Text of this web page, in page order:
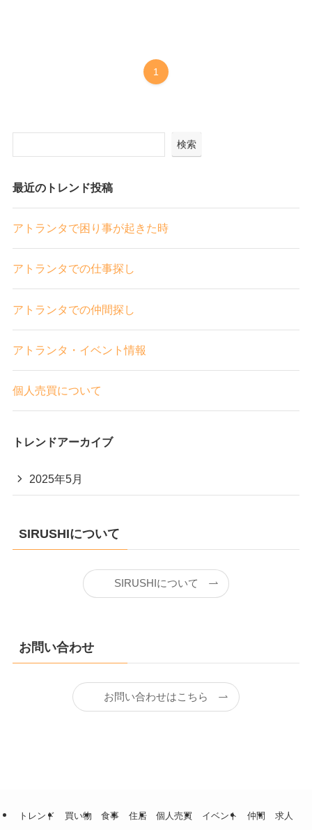
1
検索
最近のトレンド投稿
アトランタで困り事が起きた時
アトランタでの仕事探し
アトランタでの仲間探し
アトランタ・イベント情報
個人売買について
トレンドアーカイブ
2025年5月
SIRUSHIについて
SIRUSHIについて
お問い合わせ
お問い合わせはこちら
トレンド 買い物 食事 住居 個人売買 イベント 仲間 求人